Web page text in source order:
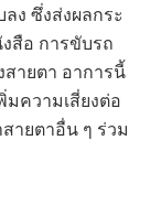
ง ซึ่งส่งผลกระ
สือ การขับรถ
ายตา อาการนี้
มความเสี่ยงต่อ
ายตาอื่น ๆ ร่วม